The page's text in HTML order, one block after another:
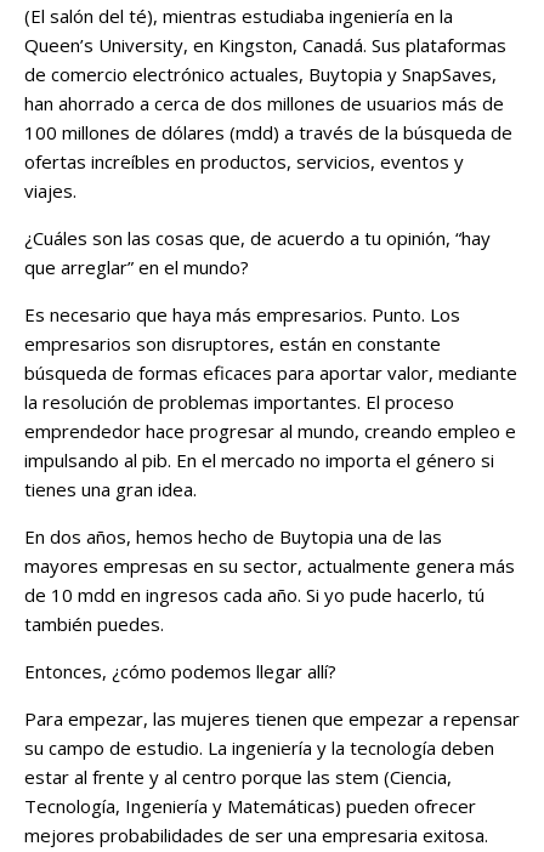
(El salón del té), mientras estudiaba ingeniería en la
Queen’s University, en Kingston, Canadá. Sus plataformas
de comercio electrónico actuales, Buytopia y SnapSaves,
han ahorrado a cerca de dos millones de usuarios más de
100 millones de dólares (mdd) a través de la búsqueda de
ofertas increíbles en productos, servicios, eventos y
viajes.
¿Cuáles son las cosas que, de acuerdo a tu opinión, “hay
que arreglar” en el mundo?
Es necesario que haya más empresarios. Punto. Los
empresarios son disruptores, están en constante
búsqueda de formas eficaces para aportar valor, mediante
la resolución de problemas importantes. El proceso
emprendedor hace progresar al mundo, creando empleo e
impulsando al pib. En el mercado no importa el género si
tienes una gran idea.
En dos años, hemos hecho de Buytopia una de las
mayores empresas en su sector, actualmente genera más
de 10 mdd en ingresos cada año. Si yo pude hacerlo, tú
también puedes.
Entonces, ¿cómo podemos llegar allí?
Para empezar, las mujeres tienen que empezar a repensar
su campo de estudio. La ingeniería y la tecnología deben
estar al frente y al centro porque las stem (Ciencia,
Tecnología, Ingeniería y Matemáticas) pueden ofrecer
mejores probabilidades de ser una empresaria exitosa.